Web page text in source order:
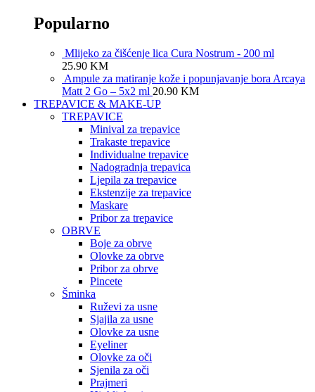
Popularno
Mlijeko za čišćenje lica Cura Nostrum - 200 ml
25.90 KM
Ampule za matiranje kože i popunjavanje bora Arcaya
Matt 2 Go – 5x2 ml 20.90 KM
TREPAVICE & MAKE-UP
TREPAVICE
Minival za trepavice
Trakaste trepavice
Individualne trepavice
Nadogradnja trepavica
Ljepila za trepavice
Ekstenzije za trepavice
Maskare
Pribor za trepavice
OBRVE
Boje za obrve
Olovke za obrve
Pribor za obrve
Pincete
Šminka
Ruževi za usne
Sjajila za usne
Olovke za usne
Eyeliner
Olovke za oči
Sjenila za oči
Prajmeri